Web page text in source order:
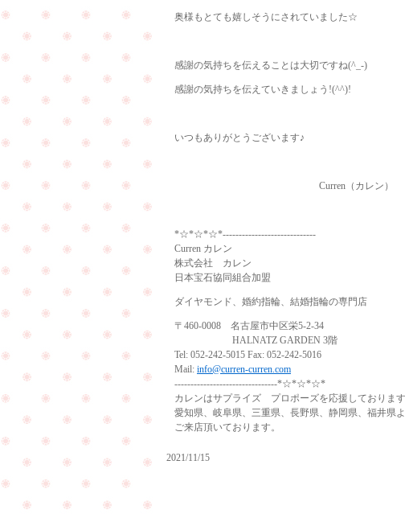
奥様もとても嬉しそうにされていました☆
感謝の気持ちを伝えることは大切ですね(^_-)
感謝の気持ちを伝えていきましょう!(^^)!
いつもありがとうございます♪
Curren（カレン）
*☆*☆*☆*-----------------------------
Curren カレン
株式会社 カレン
日本宝石協同組合加盟
ダイヤモンド、婚約指輪、結婚指輪の専門店
〒460-0008 名古屋市中区栄5-2-34
HALNATZ GARDEN 3階
Tel: 052-242-5015 Fax: 052-242-5016
Mail: info@curren-curren.com
--------------------------------*☆*☆*☆*
カレンはサプライズ プロポーズを応援しておりま
愛知県、岐阜県、三重県、長野県、静岡県、福井県
ご来店頂いております。
2021/11/15